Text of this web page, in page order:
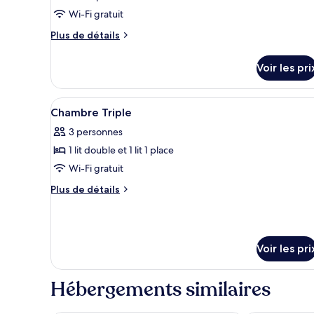
Chambre
Twin
Wi-Fi gratuit
Plus de détails
Plus
le
type
de
Chambre
Twin
Voir les
Afficher
toutes
les
photos
pour
ce
Triple
Une chambre d’hôtel avec
4
Chambre Triple
3 personnes
1 lit double et 1 lit 1 place
Wi-Fi gratuit
Plus de détails
Plus
de
Chambre
Voir les
Hébergements similaires